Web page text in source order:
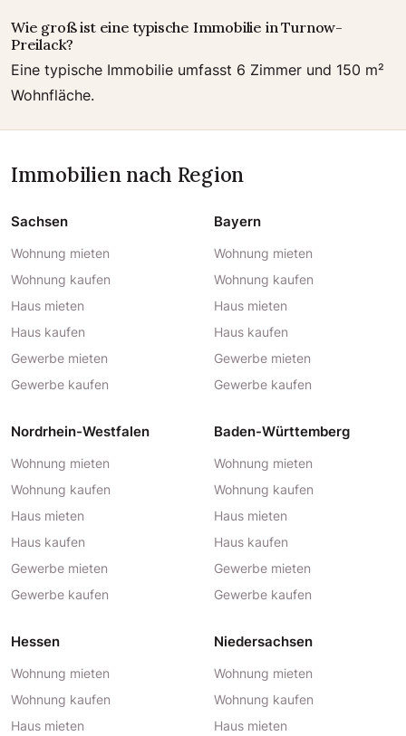
Wie groß ist eine typische Immobilie in Turnow-
Preilack?
Eine typische Immobilie umfasst 6 Zimmer und 150 m²
Wohnfläche.
Immobilien nach Region
Sachsen
Wohnung mieten
Wohnung kaufen
Haus mieten
Haus kaufen
Gewerbe mieten
Gewerbe kaufen
Bayern
Wohnung mieten
Wohnung kaufen
Haus mieten
Haus kaufen
Gewerbe mieten
Gewerbe kaufen
Nordrhein-Westfalen
Wohnung mieten
Wohnung kaufen
Haus mieten
Haus kaufen
Gewerbe mieten
Gewerbe kaufen
Baden-Württemberg
Wohnung mieten
Wohnung kaufen
Haus mieten
Haus kaufen
Gewerbe mieten
Gewerbe kaufen
Hessen
Wohnung mieten
Wohnung kaufen
Haus mieten
Niedersachsen
Wohnung mieten
Wohnung kaufen
Haus mieten